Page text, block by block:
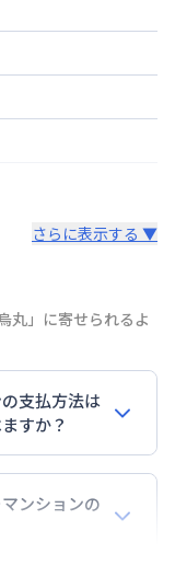
徒歩8分
さらに表示する ▼
丸」に寄せられるよ
支払方法は
すか？
ンのお支払い
現金払い、クレ
カード、Master
ンションの